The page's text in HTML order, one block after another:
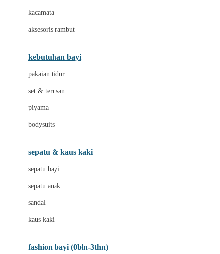
Baby Dove
Baby Jogger
Beauty Barn
Bio Oil
Biolane
Bizzi Growin
Blooming Marvellous
kacamata
aksesoris rambut
kebutuhan bayi
pakaian tidur
set & terusan
piyama
bodysuits
sepatu & kaus kaki
sepatu bayi
sepatu anak
sandal
kaus kaki
fashion bayi (0bln-3thn)